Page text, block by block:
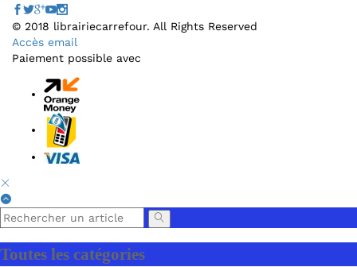
© 2018 librairiecarrefour. All Rights Reserved
Accès email
Paiement possible avec
Toutes les catégories